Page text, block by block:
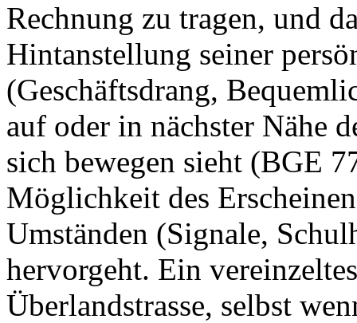
Rechnung zu tragen, und
Hintanstellung seiner
(Geschäftsdrang,
auf oder in nächster Nähe
sich bewegen sieht (BGE
Möglichkeit des
Umständen (Signale,
hervorgeht. Ein
Überlandstrasse, selbst